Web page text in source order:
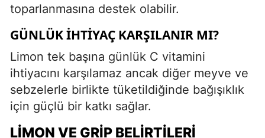
toparlanmasına destek olabilir.
GÜNLÜK İHTIYAÇ KARŞILANIR MI?
Limon tek başına günlük C vitamini
ihtiyacını karşılamaz ancak diğer meyve ve
sebzelerle birlikte tüketildiğinde bağışıklık
için güçlü bir katkı sağlar.
LIMON VE GRIP BELIRTILERI